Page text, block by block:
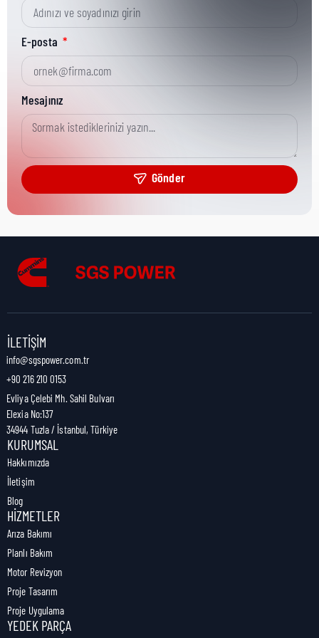
Kısa Parça No:
Ürün Grubu:
Ürün Kategorisi:
Nakliye Yüksekliği:
Nakliye Uzunluğu:
Nakliye Ağırlığı:
E-posta
Mesajınız
Gönder
İLETIŞIM
info@sgspower.com.tr
+90 216 210 0153
Evliya Çelebi Mh. Sahil Bulvarı
Elexia No:137
34944 Tuzla / İstanbul, Türkiye
KURUMSAL
Hakkımızda
İletişim
Blog
HIZMETLER
Arıza Bakımı
Planlı Bakım
Motor Revizyon
Proje Tasarım
Proje Uygulama
YEDEK PARÇA